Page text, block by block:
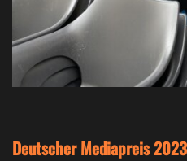
Deutscher Mediapreis 2023